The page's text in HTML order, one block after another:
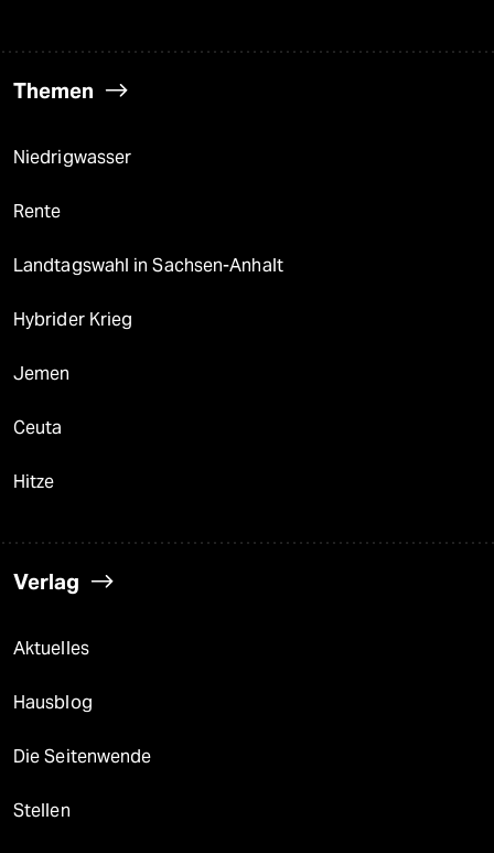
Themen
Niedrigwasser
Rente
Landtagswahl in Sachsen-Anhalt
Hybrider Krieg
Jemen
Ceuta
Hitze
Verlag
Aktuelles
Hausblog
Die Seitenwende
Stellen